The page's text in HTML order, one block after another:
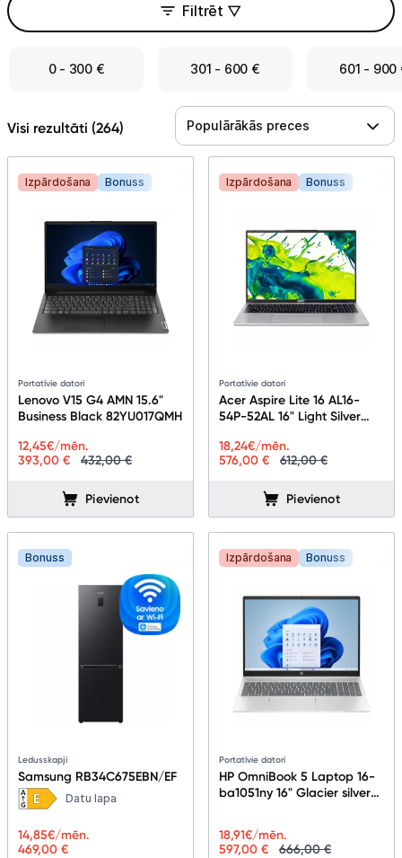
Telefoni, planšetdatori
Skaistumkopšana
Sports un atpūta
Ražotāju atjaunota tehnika
Vēlmju saraksts
Piegāde un apmaksa
Tehnikas izvešana
Uzņēmumiem
Tet pakalpojumi
Kontakti
Filtrēt ▽
0 - 300 € 301 - 600 € 601 - 900
Visi rezultāti (264) Populārākās preces
Izpārdošana Bonuss
Portatīvie datori
Lenovo V15 G4 AMN 15.6"
Business Black 82YU017QMH
393,00 € 432,00 €
12,45€/mēn.
Pievienot
Izpārdošana Bonuss
Portatīvie datori
Acer Aspire Lite 16 AL16-
54P-52AL 16" Light Silver
576,00 €
612,00 €
18,24€/mēn.
Pievienot
Bonuss
Ledusskapji
Samsung RB34C675EBN/EF
Datu lapa
469,00 €
14,85€/mēn.
Izpārdošana Bonuss
Portatīvie datori
HP OmniBook 5 Laptop 16-
ba1051ny 16" Glacier silver
597,00 € 666,00 €
18,91€/mēn.